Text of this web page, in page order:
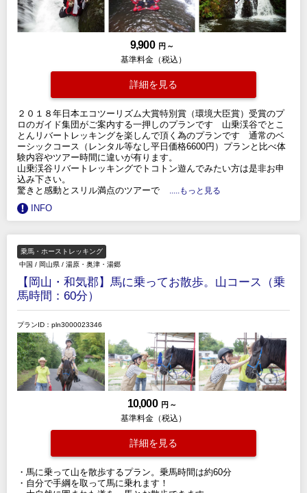
9,900 円 ～
基準料金（税込）
詳細を見る
２０１８年日本エコツーリズム大賞特別賞（環境大臣賞）受賞のプ
ロのガイド集団がご案内する一押しのプランです 山乗渓谷でとこ
とんリバートレッキングを楽しんで頂く為のプランです 通常のベ
ーシックコース（レンタル等なし平日価格6600円）プランと比べ体
験内容やツアー時間に違いが有ります。
山乗渓谷リバートレッキングでトコトン遊んでみたい方は是非お申
込み下さい。
驚きと感動とスリル満点のツアーで
.....もっと見る
INFO
乗馬・ホーストレッキング
中国 / 岡山県 / 湯原・奥津・湯郷
【岡山・和気郡】馬に乗ってお散歩。山コース（乗
馬時間：60分）
プランID：pln3000023346
10,000 円 ～
基準料金（税込）
詳細を見る
・馬に乗って山を散歩するプラン。乗馬時間は約60分
・自分で手綱を取って馬に乗れます！